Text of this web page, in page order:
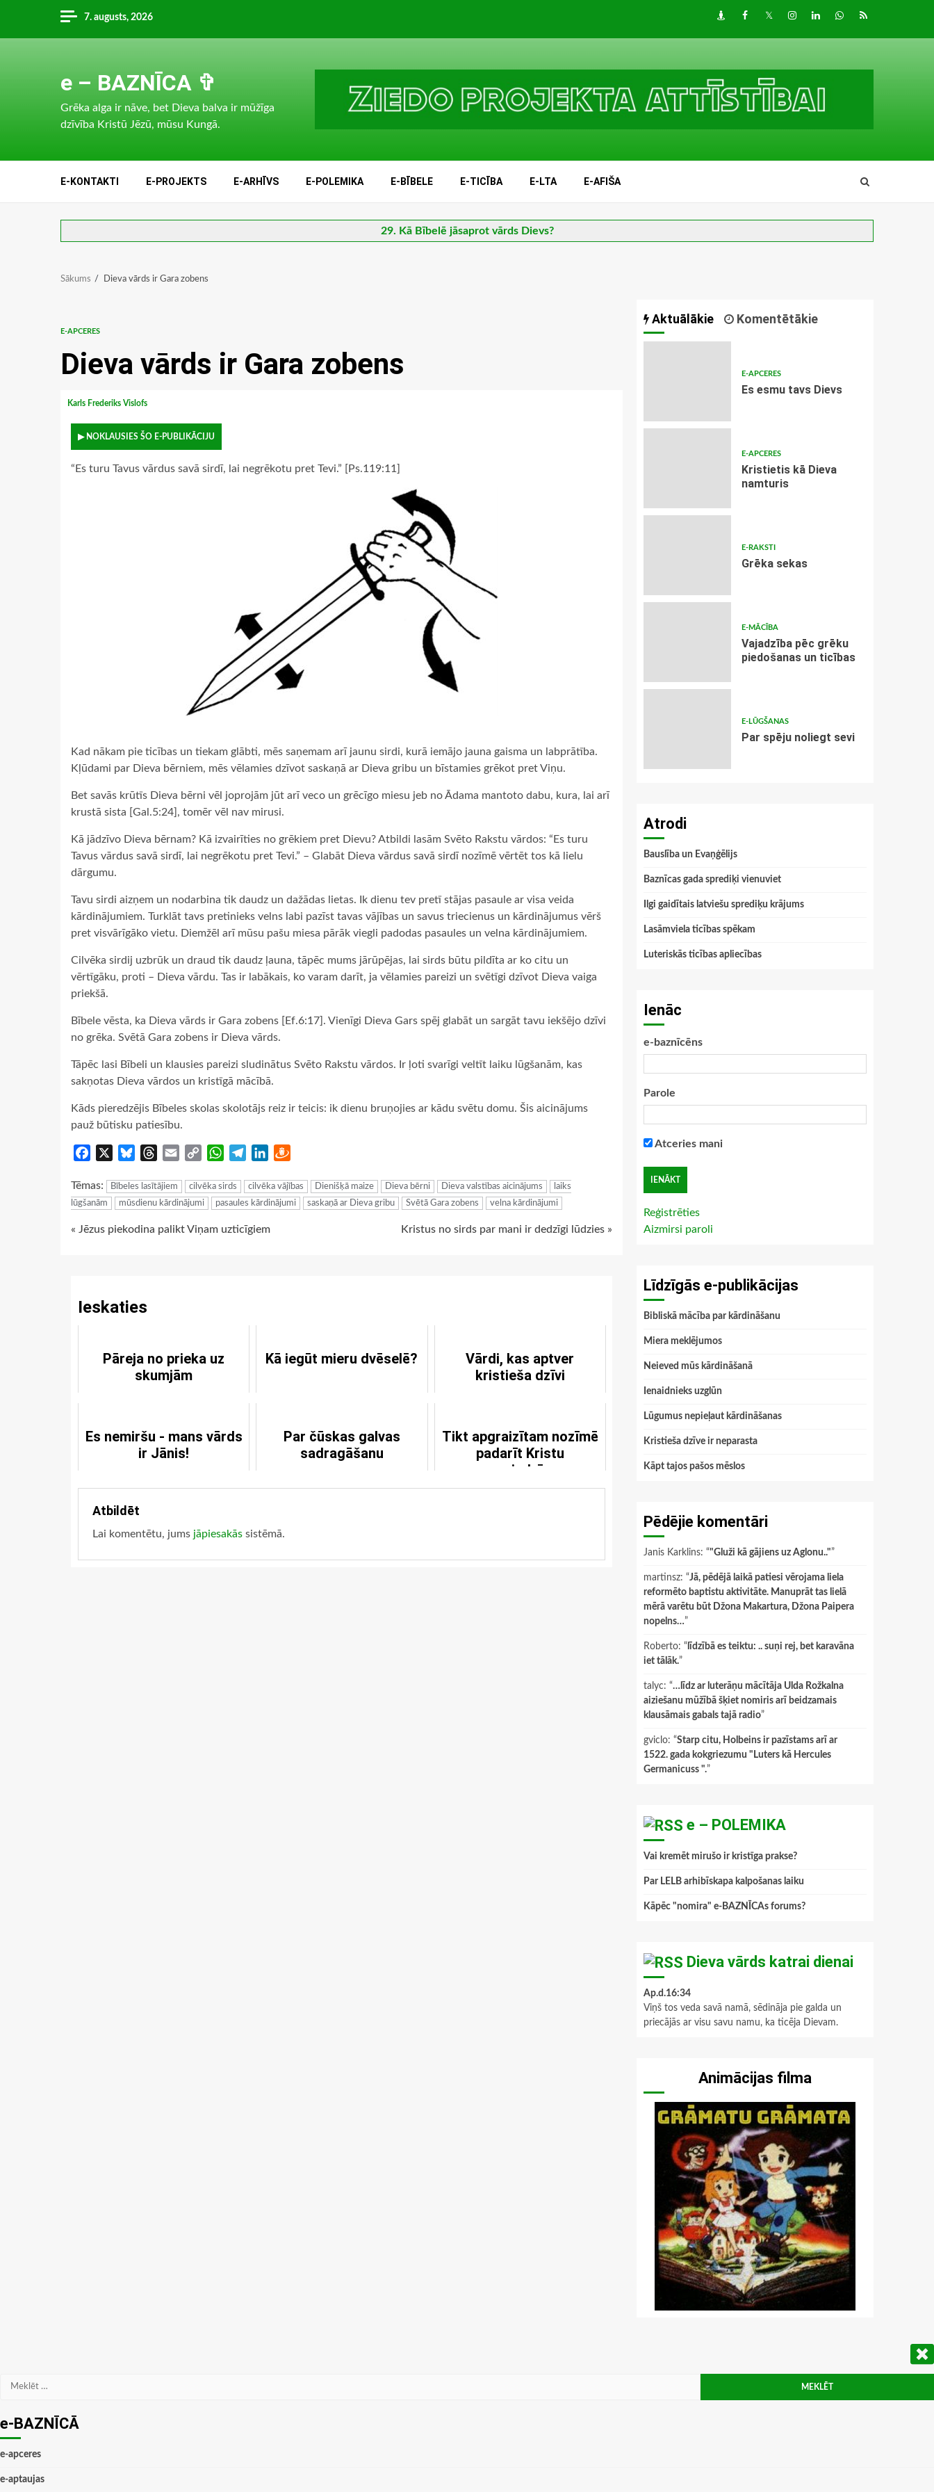
content
7. augusts, 2026 DraugiemFacebook
TwitterInstagram
LinkedInwhatsapp
RSS
e – BAZNĪCA ✞
Grēka alga ir nāve, bet Dieva balva ir mūžīga
dzīvība Kristū Jēzū, mūsu Kungā.
E-KONTAKTI E-PROJEKTS E-ARHĪVS E-POLEMIKA E-BĪBELE E-TICĪBA E-LTA E-AFIŠA
29. Kā Bībelē jāsaprot vārds Dievs?
Sākums Dieva vārds ir Gara zobens
E-APCERES
Dieva vārds ir Gara zobens
Karls Frederiks Vislofs
▶ NOKLAUSIES ŠO E-PUBLIKĀCIJU
“Es turu Tavus vārdus savā sirdī, lai negrēkotu pret Tevi.” [Ps.119:11]
Kad nākam pie ticības un tiekam glābti, mēs saņemam arī jaunu sirdi, kurā iemājo jauna gaisma un labprātība.
Kļūdami par Dieva bērniem, mēs vēlamies dzīvot saskaņā ar Dieva gribu un bīstamies grēkot pret Viņu.
Bet savās krūtīs Dieva bērni vēl joprojām jūt arī veco un grēcīgo miesu jeb no Ādama mantoto dabu, kura, lai arī
krustā sista [Gal.5:24], tomēr vēl nav mirusi.
Kā jādzīvo Dieva bērnam? Kā izvairīties no grēkiem pret Dievu? Atbildi lasām Svēto Rakstu vārdos: “Es turu
Tavus vārdus savā sirdī, lai negrēkotu pret Tevi.” – Glabāt Dieva vārdus savā sirdī nozīmē vērtēt tos kā lielu
dārgumu.
Tavu sirdi aizņem un nodarbina tik daudz un dažādas lietas. Ik dienu tev pretī stājas pasaule ar visa veida
kārdinājumiem. Turklāt tavs pretinieks velns labi pazīst tavas vājības un savus triecienus un kārdinājumus vērš
pret visvārīgāko vietu. Diemžēl arī mūsu pašu miesa pārāk viegli padodas pasaules un velna kārdinājumiem.
Cilvēka sirdij uzbrūk un draud tik daudz ļauna, tāpēc mums jārūpējas, lai sirds būtu pildīta ar ko citu un
vērtīgāku, proti – Dieva vārdu. Tas ir labākais, ko varam darīt, ja vēlamies pareizi un svētīgi dzīvot Dieva vaiga
priekšā.
Bībele vēsta, ka Dieva vārds ir Gara zobens [Ef.6:17]. Vienīgi Dieva Gars spēj glabāt un sargāt tavu iekšējo dzīvi
no grēka. Svētā Gara zobens ir Dieva vārds.
Tāpēc lasi Bībeli un klausies pareizi sludinātus Svēto Rakstu vārdos. Ir ļoti svarīgi veltīt laiku lūgšanām, kas
sakņotas Dieva vārdos un kristīgā mācībā.
Kāds pieredzējis Bībeles skolas skolotājs reiz ir teicis: ik dienu bruņojies ar kādu svētu domu. Šis aicinājums
pauž būtisku patiesību.
Facebook BlueskyThreads
Email
Copy
WhatsApp
TelegramLinkedIn
Tēmas: Bībeles lasītājiem cilvēka sirds cilvēka vājības Dienišķā maize Dieva bērni Dieva valstības aicinājums
laiks
lūgšanām
mūsdienu kārdinājumi pasaules kārdinājumi saskaņā ar Dieva gribu Svētā Gara zobens velna kārdinājumi
Continue
« Jēzus piekodina palikt Viņam uzticīgiem Kristus no sirds par mani ir dedzīgi lūdzies »
Ieskaties
Pāreja no prieka uz
skumjām
Kā iegūt mieru dvēselē?
Vārdi, kas aptver
kristieša dzīvi
Es nemiršu - mans vārds
ir Jānis!
Par čūskas galvas
sadragāšanu
Tikt apgraizītam nozīmē
padarīt Kristu
nevajadzīgu
Atbildēt
Lai komentētu, jums jāpiesakās sistēmā.
Aktuālākie Komentētākie
E-APCERES
Es esmu tavs Dievs
E-APCERES
Kristietis kā Dieva
namturis
E-RAKSTI
Grēka sekas
E-MĀCĪBA
Vajadzība pēc grēku
piedošanas un ticības
E-LŪGŠANAS
Par spēju noliegt sevi
Atrodi
Bauslība un Evaņģēlijs
Baznīcas gada sprediķi vienuviet
Ilgi gaidītais latviešu sprediķu krājums
Lasāmviela ticības spēkam
Luteriskās ticības apliecības
Ienāc
e-baznīcēns
Parole
Atceries mani
Reģistrēties
Aizmirsi paroli
Līdzīgās e-publikācijas
Bibliskā mācība par kārdināšanu
Miera meklējumos
Neieved mūs kārdināšanā
Ienaidnieks uzglūn
Lūgumus nepieļaut kārdināšanas
Kristieša dzīve ir neparasta
Kāpt tajos pašos mēslos
Pēdējie komentāri
Janis Karklins: “"Gluži kā gājiens uz Aglonu.."”
martinsz: “Jā, pēdējā laikā patiesi vērojama liela
reformēto baptistu aktivitāte. Manuprāt tas lielā
mērā varētu būt Džona Makartura, Džona Paipera
nopelns…”
Roberto: “ līdzībā es teiktu: .. suņi rej, bet karavāna
iet tālāk.”
talyc: “…līdz ar luterāņu mācītāja Ulda Rožkalna
aiziešanu mūžībā šķiet nomiris arī beidzamais
klausāmais gabals tajā radio”
gviclo: “Starp citu, Holbeins ir pazīstams arī ar
1522. gada kokgriezumu "Luters kā Hercules
Germanicuss ".”
e – POLEMIKA
Vai kremēt mirušo ir kristīga prakse?
Par LELB arhibīskapa kalpošanas laiku
Kāpēc "nomira" e-BAZNĪCAs forums?
Dieva vārds katrai dienai
Ap.d.16:34
Viņš tos veda savā namā, sēdināja pie galda un
priecājās ar visu savu namu, ka ticēja Dievam.
Animācijas filma
Meklēt:
e-BAZNĪCĀ
e-apceres
e-aptaujas